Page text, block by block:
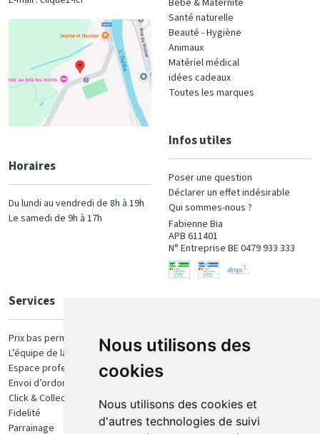
Nous utilisons des
cookies
Nous utilisons des cookies et
d'autres technologies de suivi
Horaires
Du lundi au vendredi de 8h à 19h
Le samedi de 9h à 17h
Bébé & Maternité
Santé naturelle
Beauté - Hygiène
Animaux
Matériel médical
idées cadeaux
Toutes les marques
Infos utiles
Poser une question
Déclarer un effet indésirable
Qui sommes-nous ?
Fabienne Bia
APB 611401
N° Entreprise BE 0479 933 333
Services
Prix bas permanent
L’équipe de la pharmacie
Espace professionnel
Envoi d’ordonnance
Click & Collect
Fidelité
Parrainage
100% sécurisé